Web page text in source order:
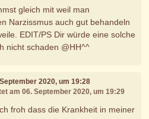
gleich mit weil man
Narzissmus auch gut behandeln
EDIT/PS Dir würde eine solche
nicht schaden @HH^^
2020, um 19:28
am 06. September 2020, um 19:29
froh dass die Krankheit in meiner